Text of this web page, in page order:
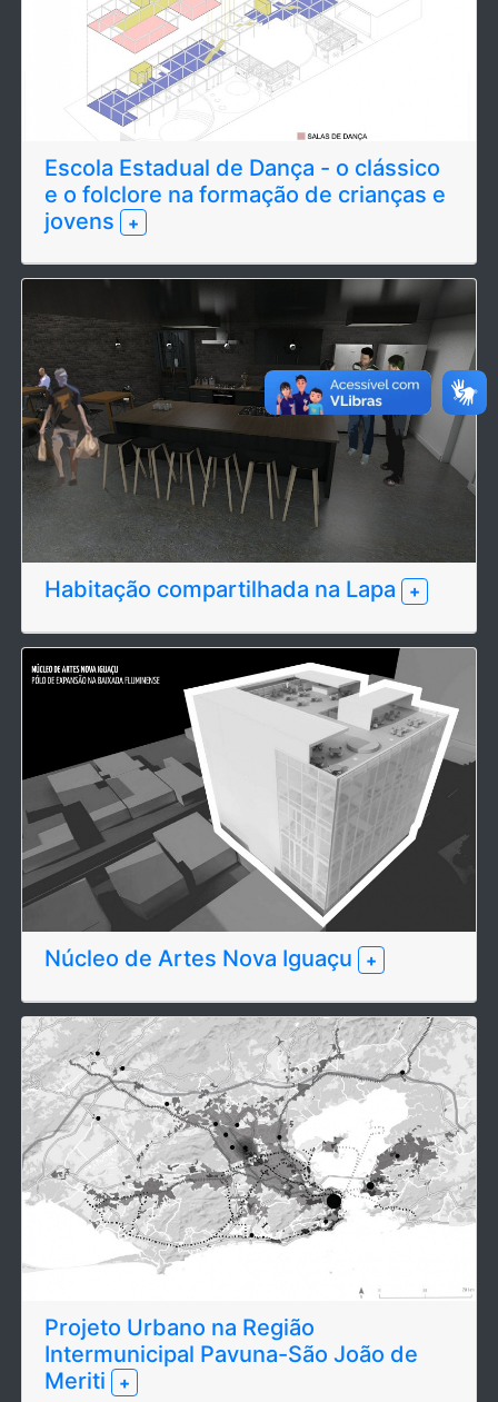
Escola Estadual de Dança - o clássico
e o folclore na formação de crianças e
jovens
+
Habitação compartilhada na Lapa +
Núcleo de Artes Nova Iguaçu +
Projeto Urbano na Região
Intermunicipal Pavuna-São João de
Meriti
+